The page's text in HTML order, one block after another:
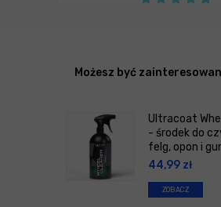
Możesz być
Ultracoat
- środek do
felg, opon i
44,99 zł
ZOBACZ